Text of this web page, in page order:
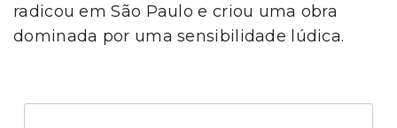
radicou em São Paulo e criou uma obra
dominada por uma sensibilidade lúdica.